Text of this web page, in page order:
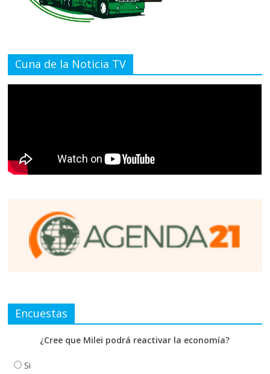
Cuna de la Noticia TV
Encuestas
¿Cree que Milei podrá reactivar la economía?
Si